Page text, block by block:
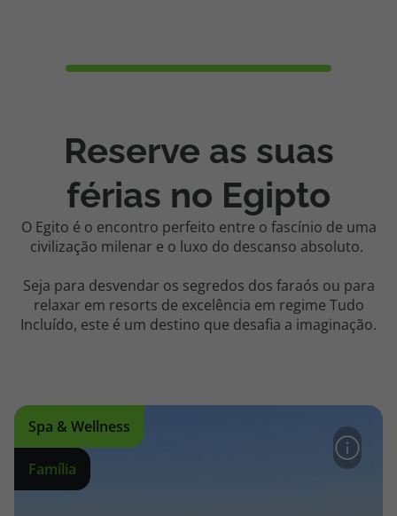
Reserve as suas
férias no Egipto
O Egito é o encontro perfeito entre o fascínio de uma
civilização milenar e o luxo do descanso absoluto.
Seja para desvendar os segredos dos faraós ou para
relaxar em resorts de excelência em regime Tudo
Incluído, este é um destino que desafia a imaginação.
Spa & Wellness
Família